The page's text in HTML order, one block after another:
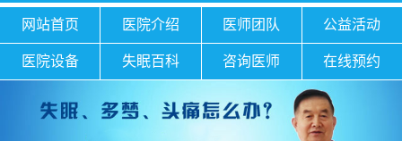
网站首页 医院介绍 医师团队 公益活动
医院设备 失眠百科 咨询医师 在线预约